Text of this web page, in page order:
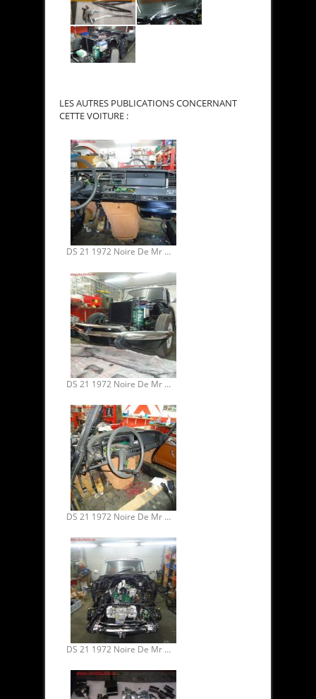
LES AUTRES PUBLICATIONS CONCERNANT
CETTE VOITURE :
DS 21 1972 Noire De Mr Binh. Restauration mécanique 07.
DS 21 1972 Noire De Mr Binh. Restauration mécanique 06.
DS 21 1972 Noire De Mr Binh. Restauration mécanique 06.
DS 21 1972 Noire De Mr Binh. Restauration mécanique 05.